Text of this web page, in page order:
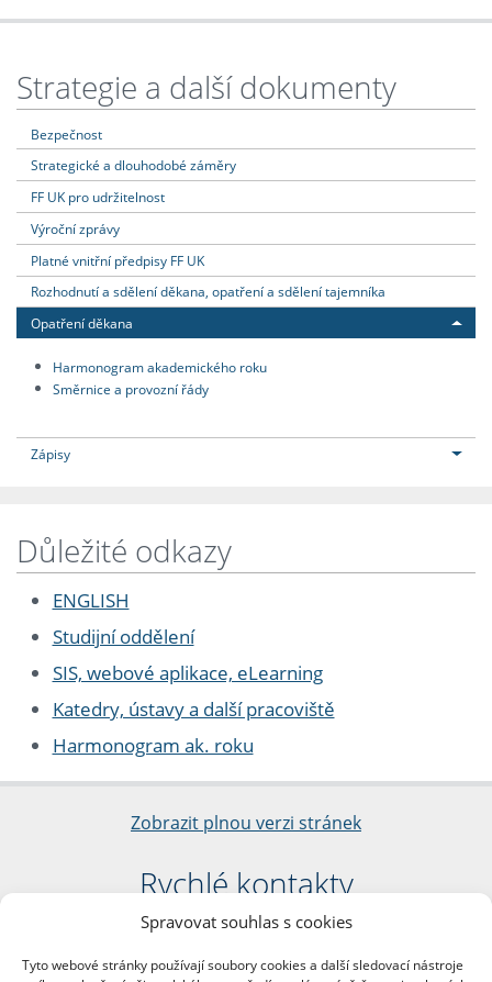
Spravovat souhlas s cookies
Tyto webové stránky používají soubory cookies a další sledovací nástroje
Strategie a další dokumenty
Bezpečnost
Strategické a dlouhodobé záměry
FF UK pro udržitelnost
Výroční zprávy
Platné vnitřní předpisy FF UK
Rozhodnutí a sdělení děkana, opatření a sdělení tajemníka
Opatření děkana
Harmonogram akademického roku
Směrnice a provozní řády
Zápisy
Důležité odkazy
ENGLISH
Studijní oddělení
SIS, webové aplikace, eLearning
Katedry, ústavy a další pracoviště
Harmonogram ak. roku
Zobrazit plnou verzi stránek
Rychlé kontakty
Filozofická fakulta
nám. Jana Palacha 1/2